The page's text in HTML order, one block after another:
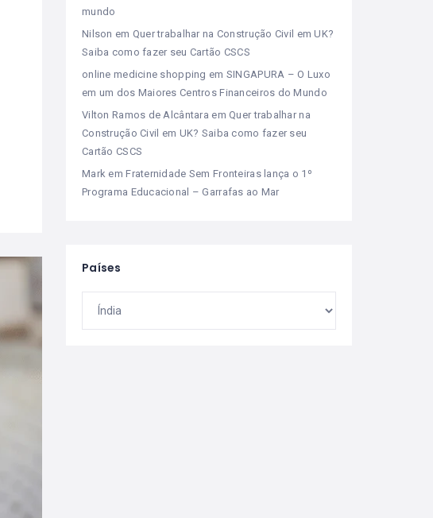
mundo
Nilson em Quer trabalhar na Construção Civil em UK?
Saiba como fazer seu Cartão CSCS
online medicine shopping em SINGAPURA – O Luxo
em um dos Maiores Centros Financeiros do Mundo
Vilton Ramos de Alcântara emQuer trabalhar na
Construção Civil em UK? Saiba como fazer seu
Cartão CSCS
Mark emFraternidade Sem Fronteiras lança o 1º
Programa Educacional – Garrafas ao Mar
Países